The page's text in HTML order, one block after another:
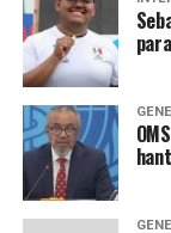
Clínic
Esta tecnología
predecir brotes
permite a los
manera más